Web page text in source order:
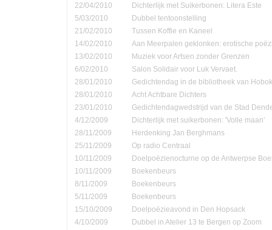
22/04/2010
Dichterlijk met Suikerbonen: Litera Este
5/03/2010
Dubbel tentoonstelling
21/02/2010
Tussen Koffie en Kaneel
14/02/2010
Aan Meerpalen geklonken: erotische
13/02/2010
Muziek voor Artsen zonder Grenzen
6/02/2010
Salon Solidair voor Luk Vervaet.
28/01/2010
Gedichtendag in de bibliotheek van
28/01/2010
Acht Achtbare Dichters
23/01/2010
Gedichtendagwedstrijd van de Stad
4/12/2009
Dichterlijk met suikerbonen: 'Volle maan'
28/11/2009
Herdenking Jan Berghmans
25/11/2009
Op radio Centraal
10/11/2009
Doelpoëzienocturne op de Antwerpse
10/11/2009
Boekenbeurs
8/11/2009
Boekenbeurs
5/11/2009
Boekenbeurs
15/10/2009
Doelpoëzieavond in Den Hopsack
4/10/2009
Dubbel in Atelier 13 te Bergen op Zoom